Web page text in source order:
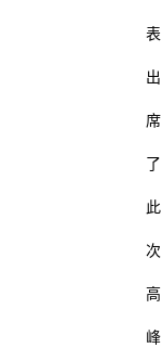
表
出
席
了
此
次
高
峰